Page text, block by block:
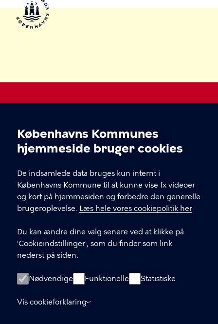
Cookieindstillinger
Københavns Kommunes
hjemmeside bruger cookies
De indsamlede data bruges kun internt i
Københavns Kommune til at kunne vise fx videoer
og kort på hjemmesiden og forbedre den generelle
brugeroplevelse. Læs hele vores cookiepolitik her
Du kan ændre dine valg senere ved at klikke på
'Cookieindstillinger', som du finder som link
nederst på siden.
Nødvendige Funktionelle Statistiske
Vis cookieforklaring
Kultur-, Fritids- og Borgerserviceforvaltningen
KONTAKT
LINKS
Kontakt os
De bemandede legepladser på Facebook
Biblioteker for børn
Kulturhuse for børn og unge